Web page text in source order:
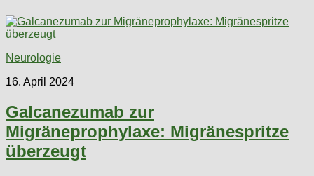
Neurologie
16. April 2024
Galcanezumab zur
Migräneprophylaxe: Migränespritze
überzeugt